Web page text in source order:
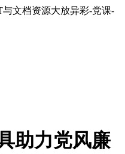
文档资源大放异彩-党课-
助力党风廉